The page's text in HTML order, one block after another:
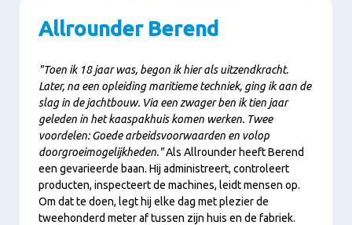
Allrounder Berend
"Toen ik 18 jaar was, begon ik hier als uitzendkracht.
Later, na een opleiding maritieme techniek, ging ik aan de
slag in de jachtbouw. Via een zwager ben ik tien jaar
geleden in het kaaspakhuis komen werken. Twee
voordelen: Goede arbeidsvoorwaarden en volop
doorgroeimogelijkheden."Als Allrounder heeft Berend
een gevarieerde baan. Hij administreert, controleert
producten, inspecteert de machines, leidt mensen op.
Om dat te doen, legt hij elke dag met plezier de
tweehonderd meter af tussen zijn huis en de fabriek.